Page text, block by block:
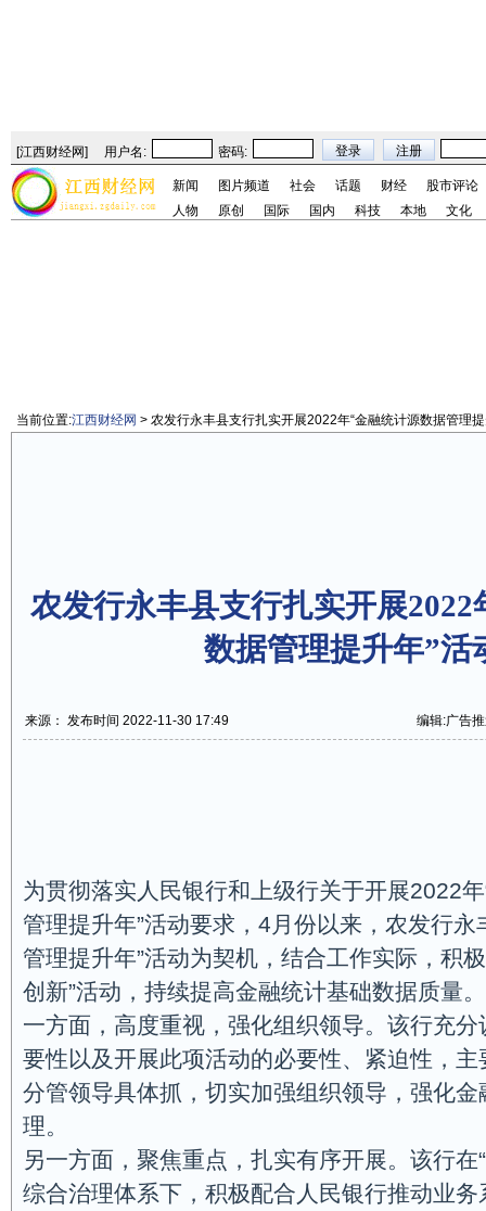
[江西财经网] 用户名: 密码:
新闻 图片频道 社会 话题 财经
股市评论
人物
原创 国际 国内 科技 本地 文化
当前位置:江西财经网 > 农发行永丰县支行扎实开展2022年“金融统计源数据管理
农发行永丰县支行扎实开展2022
数据管理提升年”活
来源： 发布时间 2022-11-30 17:49 编辑:广告
为贯彻落实人民银行和上级行关于开展2022
管理提升年”活动要求，4月份以来，农发行永
管理提升年”活动为契机，结合工作实际，积
创新”活动，持续提高金融统计基础数据质量。
一方面，高度重视，强化组织领导。该行充
要性以及开展此项活动的必要性、紧迫性，
分管领导具体抓，切实加强组织领导，强化
理。
另一方面，聚焦重点，扎实有序开展。该行在
综合治理体系下，积极配合人民银行推动业